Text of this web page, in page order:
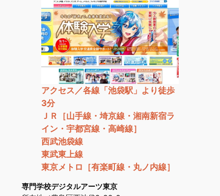
アクセス／各線「池袋駅」より徒歩
3分
ＪＲ［山手線・埼京線・湘南新宿ラ
イン・宇都宮線・高崎線］
西武池袋線
東武東上線
東京メトロ［有楽町線・丸ノ内線］
専門学校デジタルアーツ東京